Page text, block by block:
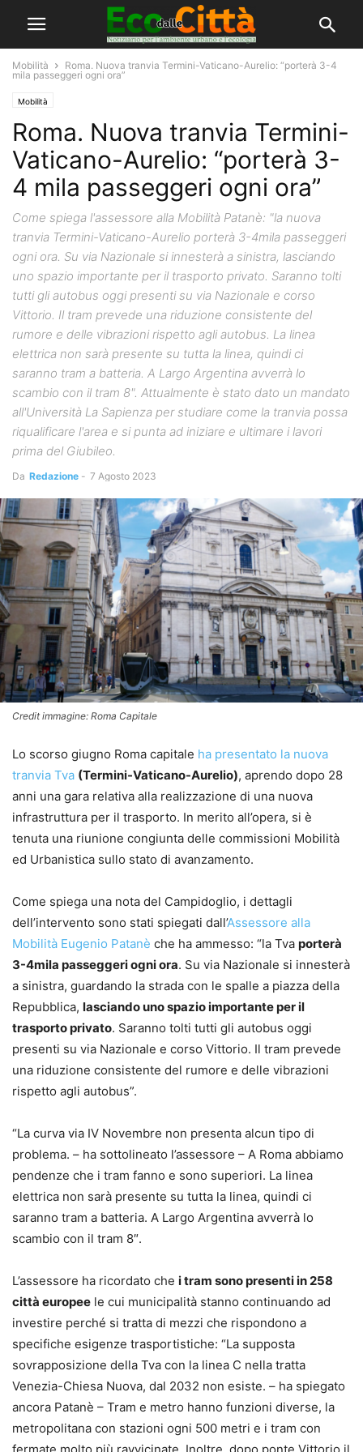
Mobilità
Roma. Nuova tranvia Termini-Vaticano-Aurelio: “porterà 3-4
mila passeggeri ogni ora”
Mobilità
Roma. Nuova tranvia Termini-
Vaticano-Aurelio: “porterà 3-
4 mila passeggeri ogni ora”
Come spiega l'assessore alla Mobilità Patanè: "la nuova
tranvia Termini-Vaticano-Aurelio porterà 3-4mila passeggeri
ogni ora. Su via Nazionale si innesterà a sinistra, lasciando
uno spazio importante per il trasporto privato. Saranno tolti
tutti gli autobus oggi presenti su via Nazionale e corso
Vittorio. Il tram prevede una riduzione consistente del
rumore e delle vibrazioni rispetto agli autobus. La linea
elettrica non sarà presente su tutta la linea, quindi ci
saranno tram a batteria. A Largo Argentina avverrà lo
scambio con il tram 8". Attualmente è stato dato un mandato
all'Università La Sapienza per studiare come la tranvia possa
riqualificare l'area e si punta ad iniziare e ultimare i lavori
prima del Giubileo.
Da Redazione - 7 Agosto 2023
Credit immagine: Roma Capitale
Lo scorso giugno Roma capitale ha presentato la nuova
tranvia Tva (Termini-Vaticano-Aurelio), aprendo dopo 28
anni una gara relativa alla realizzazione di una nuova
infrastruttura per il trasporto. In merito all’opera, si è
tenuta una riunione congiunta delle commissioni Mobilità
ed Urbanistica sullo stato di avanzamento.
Come spiega una nota del Campidoglio, i dettagli
dell’intervento sono stati spiegati dall’Assessore alla
Mobilità Eugenio Patanè che ha ammesso: “la Tva porterà
3-4mila passeggeri ogni ora. Su via Nazionale si innesterà
a sinistra, guardando la strada con le spalle a piazza della
Repubblica, lasciando uno spazio importante per il
trasporto privato. Saranno tolti tutti gli autobus oggi
presenti su via Nazionale e corso Vittorio. Il tram prevede
una riduzione consistente del rumore e delle vibrazioni
rispetto agli autobus”.
“La curva via IV Novembre non presenta alcun tipo di
problema. – ha sottolineato l’assessore – A Roma abbiamo
pendenze che i tram fanno e sono superiori. La linea
elettrica non sarà presente su tutta la linea, quindi ci
saranno tram a batteria. A Largo Argentina avverrà lo
scambio con il tram 8″.
L’assessore ha ricordato che i tram sono presenti in 258
città europee le cui municipalità stanno continuando ad
investire perché si tratta di mezzi che rispondono a
specifiche esigenze trasportistiche: “La supposta
sovrapposizione della Tva con la linea C nella tratta
Venezia-Chiesa Nuova, dal 2032 non esiste. – ha spiegato
ancora Patanè – Tram e metro hanno funzioni diverse, la
metropolitana con stazioni ogni 500 metri e i tram con
fermate molto più ravvicinate. Inoltre, dopo ponte Vittorio il